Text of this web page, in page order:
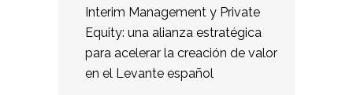
Interim Management y Private
Equity: una alianza estratégica
para acelerar la creación de valor
en el Levante español